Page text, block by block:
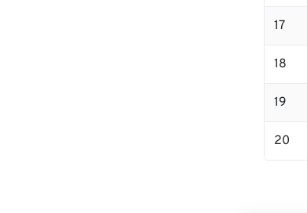
17
18
19
20